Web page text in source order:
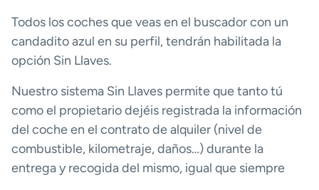
Todos los coches que veas en el buscador con un
candadito azul en su perfil, tendrán habilitada la
opción Sin Llaves.
Nuestro sistema Sin Llaves permite que tanto tú
como el propietario dejéis registrada la información
del coche en el contrato de alquiler (nivel de
combustible, kilometraje, daños…) durante la
entrega y recogida del mismo, igual que siempre